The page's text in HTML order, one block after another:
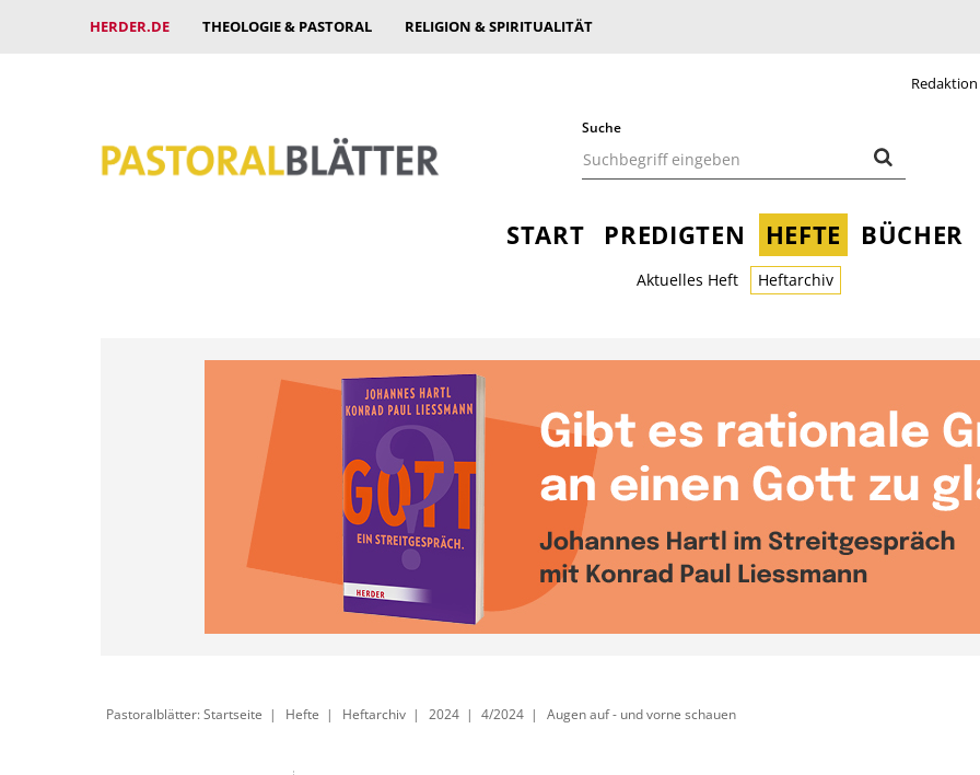
HERDER.DE THEOLOGIE & PASTORAL RELIGION & SPIRITUALITÄT
Redaktion
Suche
START PREDIGTEN HEFTE BÜCHER
Aktuelles Heft Heftarchiv
Pastoralblätter: Startseite Hefte Heftarchiv 2024 4/2024 Augen auf - und vorne schauen